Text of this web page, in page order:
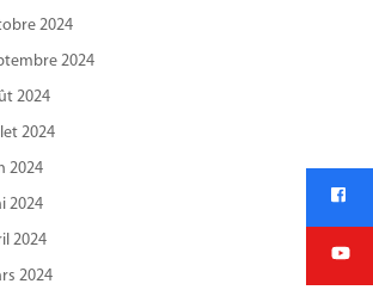
2024
2024
2024
2024
2024
2024
2024
2024